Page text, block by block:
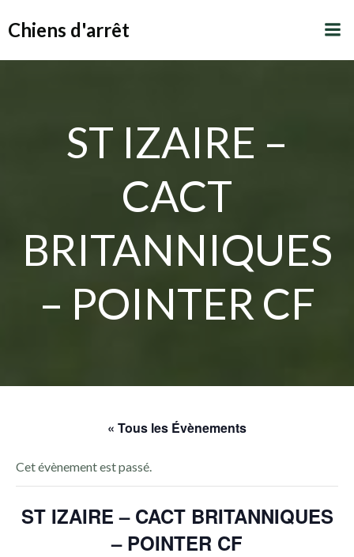
Chiens d'arrêt
ST IZAIRE –
CACT
BRITANNIQUES
– POINTER CF
« Tous les Évènements
Cet évènement est passé.
ST IZAIRE – CACT BRITANNIQUES
– POINTER CF